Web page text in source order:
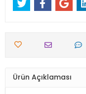
Ürün Açıklaması